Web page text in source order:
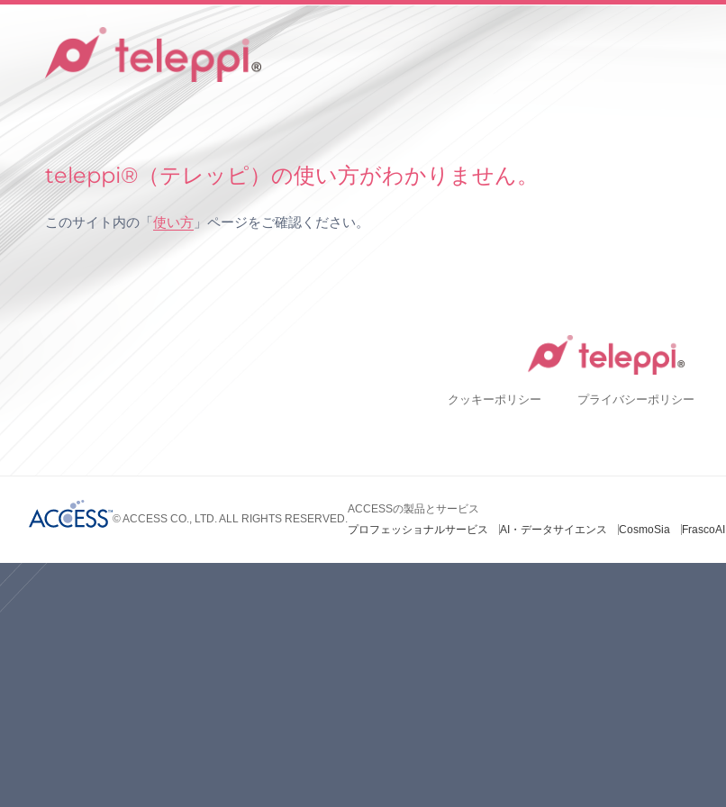
Hybridcastを楽しむアプリ
teleppi®（テレッピ）の使い方がわかりません。
このサイト内の「使い方 」ページをご確認ください。
クッキーポリシー プライバシーポリシー
© ACCESS CO., LTD. ALL RIGHTS RESERVED.
ACCESSの製品とサービス
プロフェッショナルサービス
AI・データサイエンス CosmoSia FrascoAI